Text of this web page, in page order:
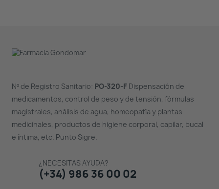
Nº de Registro Sanitario: PO-320-FDispensación de
medicamentos, control de peso y de tensión, fórmulas
magistrales, análisis de agua, homeopatía y plantas
medicinales, productos de higiene corporal, capilar, bucal
e íntima, etc. Punto Sigre.
¿NECESITAS AYUDA?
(+34) 986 36 00 02